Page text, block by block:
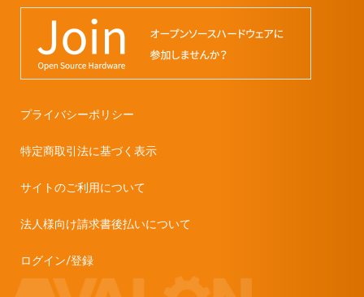
プライバシーポリシー
特定商取引法に基づく表示
サイトのご利用について
法人様向け請求書後払いについて
ログイン/登録